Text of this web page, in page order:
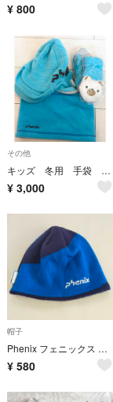
¥ 800
その他
キッズ 冬用 手袋 帽子 ネックウォーマー 子供セット
¥ 3,000
帽子
Phenix フェニックス ニット帽 ブルー ネイビー キッズ
¥ 580